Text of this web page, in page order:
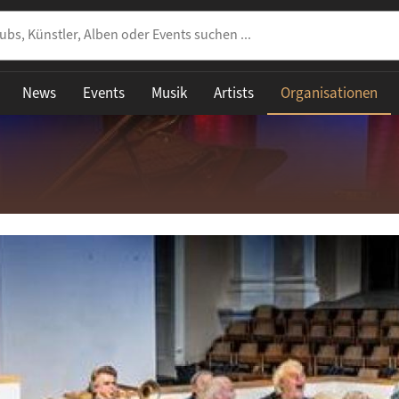
News Events Musik Artists Organisationen